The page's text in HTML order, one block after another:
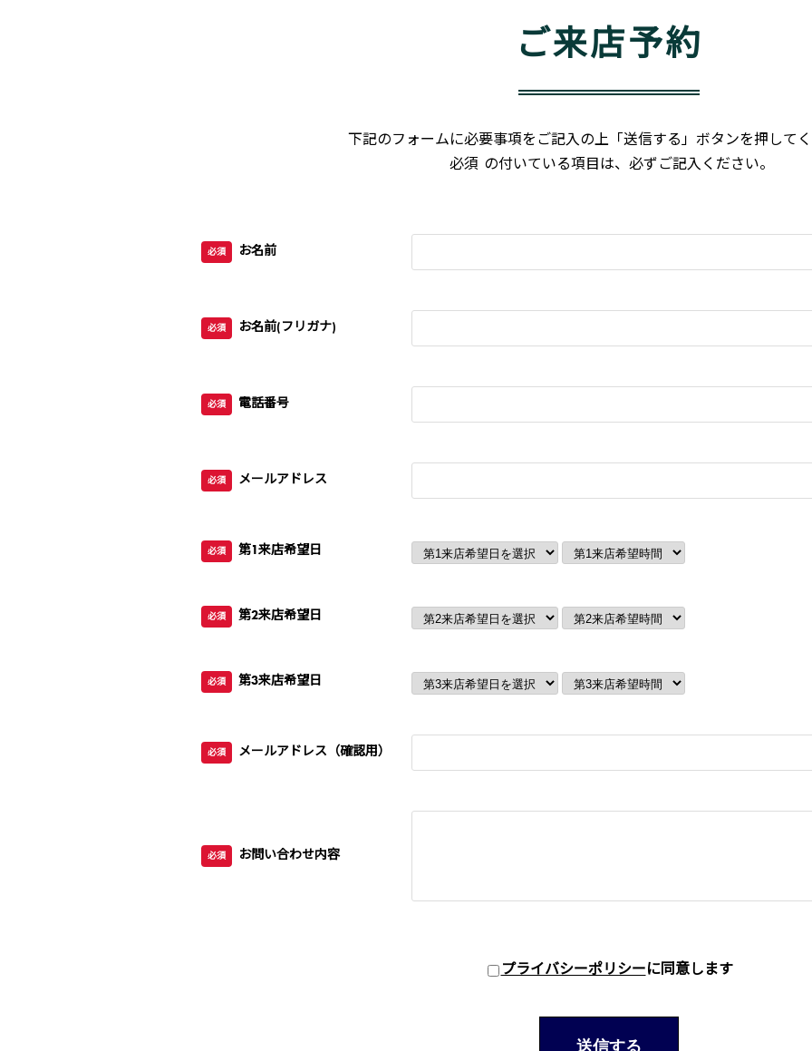
ご来店予約
下記のフォームに必要事項をご記入の上「送信する」ボタンを押して
必須 の付いている項目は、必ずご記入ください。
必須 お名前
必須 お名前(フリガナ)
必須 電話番号
必須 メールアドレス
必須 第1来店希望日
必須 第2来店希望日
必須 第3来店希望日
必須 メールアドレス（確認用）
必須 お問い合わせ内容
プライバシーポリシーに同意します